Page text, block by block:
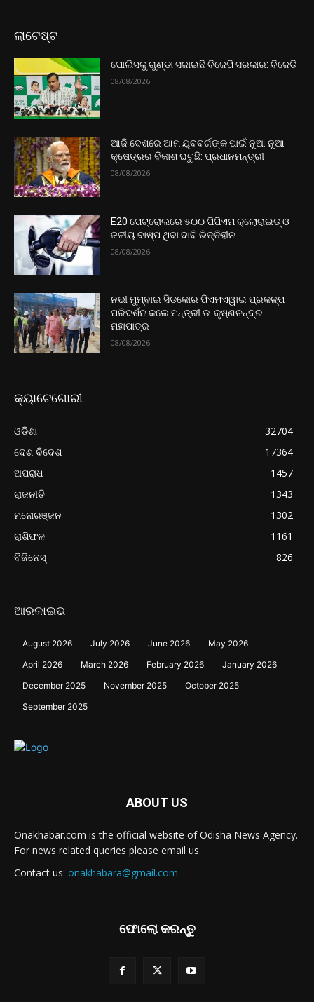
ଲାଟେଷ୍ଟ
ପୋଲିସକୁ ଗୁଣ୍ଡା ସଜାଇଛି ବିଜେପି ସରକାର: ବିଜେଡି
08/08/2026
ଆଜି ଦେଶରେ ଆମ ଯୁବବର୍ଗଙ୍କ ପାଇଁ ନୂଆ ନୂଆ
କ୍ଷେତ୍ରର ବିକାଶ ଘଟୁଛି: ପ୍ରଧାନମନ୍ତ୍ରୀ
08/08/2026
E20 ପେଟ୍ରୋଲରେ ୫୦୦ ପିପିଏମ କ୍ଲୋରାଇଡ୍ ଓ
ଜଳୀୟ ବାଷ୍ପ ଥିବା ଦାବି ଭିତ୍ତିହୀନ
08/08/2026
ନଭୀ ମୁମ୍ବାଇ ସିଡକୋର ପିଏମଏୱାଇ ପ୍ରକଳ୍ପ
ପରିଦର୍ଶନ କଲେ ମନ୍ତ୍ରୀ ଡ. କୃଷ୍ଣଚନ୍ଦ୍ର
ମହାପାତ୍ର
08/08/2026
କ୍ୟାଟେଗୋରୀ
ଓଡିଶା
32704
ଦେଶ ବିଦେଶ
17364
ଅପରାଧ
1457
ରାଜନୀତି
1343
ମନୋରଞ୍ଜନ
1302
ରାଶିଫଳ
1161
ବିଜିନେସ୍
826
ଆରକାଇଭ
August 2026 July 2026 June 2026
May 2026
April 2026
March 2026 February 2026
January 2026
December 2025
November 2025
October 2025
September 2025
ABOUT US
Onakhabar.com is the official website of Odisha News Agency.
For news related queries please email us.
Contact us: onakhabara@gmail.com
ଫୋଲୋ କରନ୍ତୁ